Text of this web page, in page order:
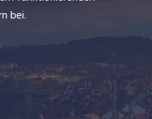
bei.